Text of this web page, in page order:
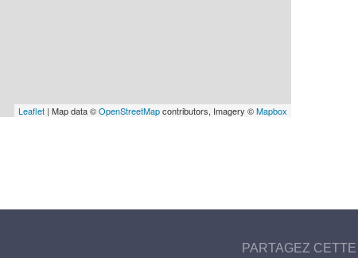
Leaflet | Map data ©OpenStreetMapcontributors, Imagery ©Mapbox
PARTAGEZ